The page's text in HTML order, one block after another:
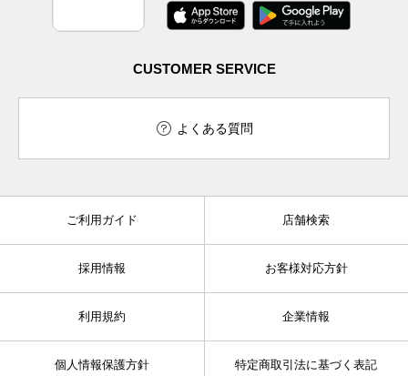
CUSTOMER SERVICE
よくある質問
ご利用ガイド 店舗検索
採用情報 お客様対応方針
利用規約 企業情報
個人情報保護方針 特定商取引法に基づく表記